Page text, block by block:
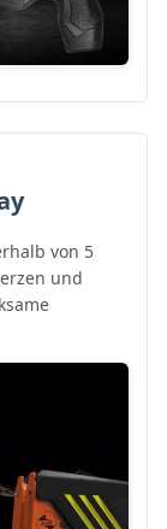
von 5
und